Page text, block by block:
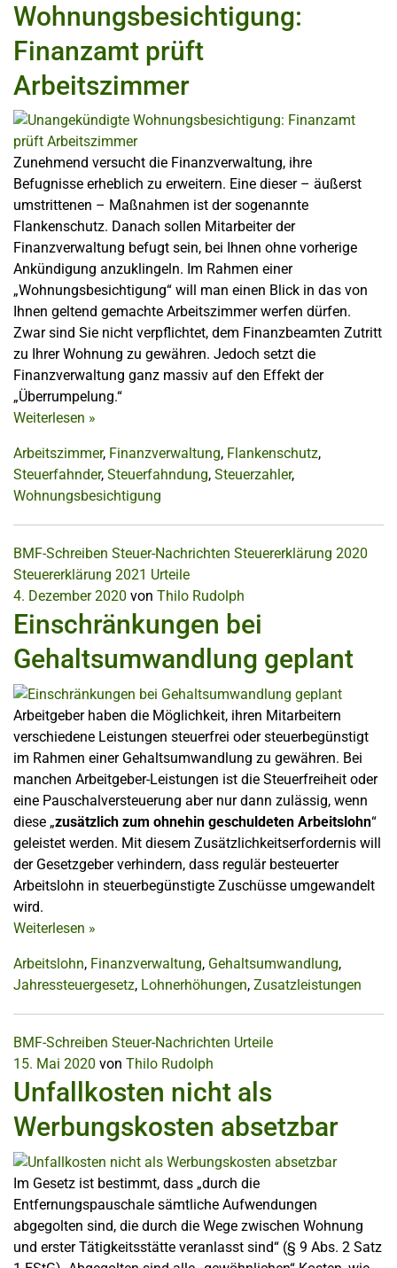
Wohnungsbesichtigung:
Finanzamt prüft
Arbeitszimmer
Zunehmend versucht die Finanzverwaltung, ihre
Befugnisse erheblich zu erweitern. Eine dieser – äußerst
umstrittenen – Maßnahmen ist der sogenannte
Flankenschutz. Danach sollen Mitarbeiter der
Finanzverwaltung befugt sein, bei Ihnen ohne vorherige
Ankündigung anzuklingeln. Im Rahmen einer
„Wohnungsbesichtigung“ will man einen Blick in das von
Ihnen geltend gemachte Arbeitszimmer werfen dürfen.
Zwar sind Sie nicht verpflichtet, dem Finanzbeamten Zutritt
zu Ihrer Wohnung zu gewähren. Jedoch setzt die
Finanzverwaltung ganz massiv auf den Effekt der
„Überrumpelung.“
Weiterlesen »
Arbeitszimmer, Finanzverwaltung, Flankenschutz,
Steuerfahnder, Steuerfahndung, Steuerzahler,
Wohnungsbesichtigung
BMF-Schreiben Steuer-Nachrichten Steuererklärung 2020
Steuererklärung 2021 Urteile
4. Dezember 2020 von Thilo Rudolph
Einschränkungen bei
Gehaltsumwandlung geplant
Arbeitgeber haben die Möglichkeit, ihren Mitarbeitern
verschiedene Leistungen steuerfrei oder steuerbegünstigt
im Rahmen einer Gehaltsumwandlung zu gewähren. Bei
manchen Arbeitgeber-Leistungen ist die Steuerfreiheit oder
eine Pauschalversteuerung aber nur dann zulässig, wenn
diese „zusätzlich zum ohnehin geschuldeten Arbeitslohn“
geleistet werden. Mit diesem Zusätzlichkeitserfordernis will
der Gesetzgeber verhindern, dass regulär besteuerter
Arbeitslohn in steuerbegünstigte Zuschüsse umgewandelt
wird.
Weiterlesen »
Arbeitslohn, Finanzverwaltung, Gehaltsumwandlung,
Jahressteuergesetz, Lohnerhöhungen, Zusatzleistungen
BMF-Schreiben Steuer-Nachrichten Urteile
15. Mai 2020 von Thilo Rudolph
Unfallkosten nicht als
Werbungskosten absetzbar
Im Gesetz ist bestimmt, dass „durch die
Entfernungspauschale sämtliche Aufwendungen
abgegolten sind, die durch die Wege zwischen Wohnung
und erster Tätigkeitsstätte veranlasst sind“ (§ 9 Abs. 2 Satz